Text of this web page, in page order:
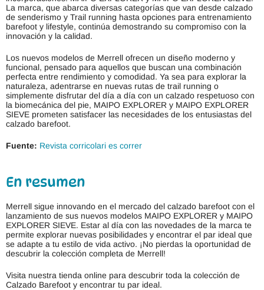
La marca, que abarca diversas categorías que van desde calzado
de senderismo y Trail running hasta opciones para entrenamiento
barefoot y lifestyle, continúa demostrando su compromiso con la
innovación y la calidad.
Los nuevos modelos de Merrell ofrecen un diseño moderno y
funcional, pensado para aquellos que buscan una combinación
perfecta entre rendimiento y comodidad. Ya sea para explorar la
naturaleza, adentrarse en nuevas rutas de trail running o
simplemente disfrutar del día a día con un calzado respetuoso con
la biomecánica del pie, MAIPO EXPLORER y MAIPO EXPLORER
SIEVE prometen satisfacer las necesidades de los entusiastas del
calzado barefoot.
Fuente: Revista corricolari es correr
En resumen
Merrell sigue innovando en el mercado del calzado barefoot con el
lanzamiento de sus nuevos modelos MAIPO EXPLORER y MAIPO
EXPLORER SIEVE. Estar al día con las novedades de la marca te
permite explorar nuevas posibilidades y encontrar el par ideal que
se adapte a tu estilo de vida activo. ¡No pierdas la oportunidad de
descubrir la colección completa de Merrell!
Visita nuestra tienda online para descubrir toda la colección de
Calzado Barefoot y encontrar tu par ideal.